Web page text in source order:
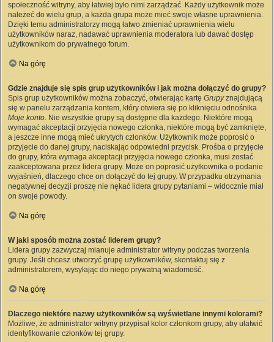
społeczność witryny, aby łatwiej było nimi zarządzać. Każdy użytkownik może
należeć do wielu grup, a każda grupa może mieć swoje własne uprawnienia.
Dzięki temu administratorzy mogą łatwo zmieniać uprawnienia wielu
użytkowników naraz, nadawać uprawnienia moderatora lub dawać dostęp
użytkownikom do prywatnego forum.
Na górę
Gdzie znajduje się spis grup użytkowników i jak można dołączyć do grupy?
Spis grup użytkowników można zobaczyć, otwierając kartę Grupyznajdującą
się w panelu zarządzania kontem, który otwiera się po kliknięciu odnośnika
Moje konto. Nie wszystkie grupy są dostępne dla każdego. Niektóre mogą
wymagać akceptacji przyjęcia nowego członka, niektóre mogą być zamknięte,
a jeszcze inne mogą mieć ukrytych członków. Użytkownik może poprosić o
przyjęcie do danej grupy, naciskając odpowiedni przycisk. Prośba o przyjęcie
do grupy, która wymaga akceptacji przyjęcia nowego członka, musi zostać
zaakceptowana przez lidera grupy. Może on poprosić użytkownika o podanie
wyjaśnień, dlaczego chce on dołączyć do tej grupy. W przypadku otrzymania
negatywnej decyzji proszę nie nękać lidera grupy pytaniami – widocznie miał
on swoje powody.
Na górę
W jaki sposób można zostać liderem grupy?
Lidera grupy zazwyczaj mianuje administrator witryny podczas tworzenia
grupy. Jeśli chcesz utworzyć grupę użytkowników, skontaktuj się z
administratorem, wysyłając do niego prywatną wiadomość.
Na górę
Dlaczego niektóre nazwy użytkowników są wyświetlane innymi kolorami?
Możliwe, że administrator witryny przypisał kolor członkom grupy, aby ułatwić
identyfikowanie członków tej grupy.